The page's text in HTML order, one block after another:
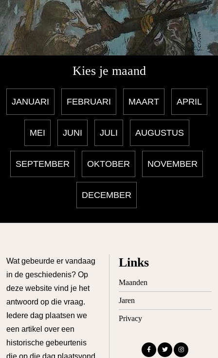
Kies je maand
JANUARI FEBRUARI MAART APRIL
MEI JUNI JULI AUGUSTUS
SEPTEMBER OKTOBER NOVEMBER
DECEMBER
Wat gebeurde er vandaag
in de geschiedenis? Op
deze website vind je het
antwoord op die vraag.
Iedere dag plaatsen we
een artikel over een
historische gebeurtenis
die op die dag plaatsvond.
Links
Maanden
Jaren
Privacy